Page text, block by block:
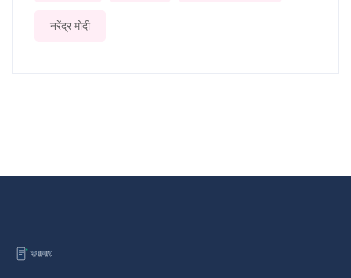
नरेंद्र मोदी